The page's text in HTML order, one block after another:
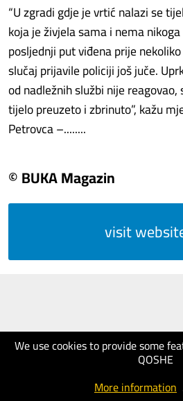
We use cookies to provide some
QOSHE
More information
“U zgradi gdje je vrtić nalazi se
koja je živjela sama i nema
posljednji put viđena prije
slučaj prijavile policiji još juče.
od nadležnih službi nije
tijelo preuzeto i zbrinuto”, kažu
Petrovca –........
© BUKA Magazin
visit